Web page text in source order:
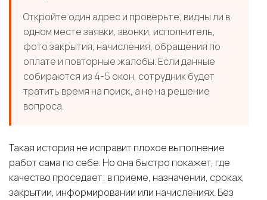
Откройте один адрес и проверьте, видны ли в
одном месте заявки, звонки, исполнитель,
фото закрытия, начисления, обращения по
оплате и повторные жалобы. Если данные
собираются из 4-5 окон, сотрудник будет
тратить время на поиск, а не на решение
вопроса.
Такая история не исправит плохое выполнение
работ сама по себе. Но она быстро покажет, где
качество проседает: в приеме, назначении, сроках,
закрытии, информировании или начислениях. Без